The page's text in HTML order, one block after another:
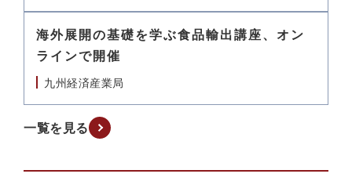
海外展開の基礎を学ぶ食品輸出講座、オン
ラインで開催
九州経済産業局
一覧を見る